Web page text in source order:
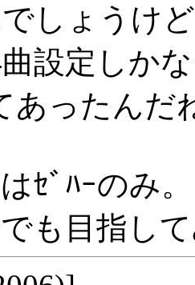
しょうけ
設定しか
あったんだ
ｾﾞﾊｰのみ。
も目指し